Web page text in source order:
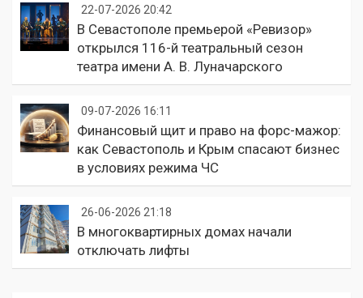
22-07-2026 20:42
В Севастополе премьерой «Ревизор»
открылся 116-й театральный сезон
театра имени А. В. Луначарского
09-07-2026 16:11
Финансовый щит и право на форс-мажор:
как Севастополь и Крым спасают бизнес
в условиях режима ЧС
26-06-2026 21:18
В многоквартирных домах начали
отключать лифты